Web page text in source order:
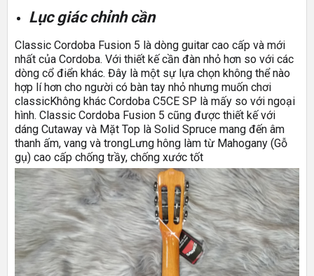
Lục giác chỉnh cần
Classic Cordoba Fusion 5 là dòng guitar cao cấp và mới
nhất của Cordoba. Với thiết kế cần đàn nhỏ hơn so với các
dòng cổ điển khác. Đây là một sự lựa chọn không thể nào
hợp lí hơn cho người có bàn tay nhỏ nhưng muốn chơi
classicKhông khác Cordoba C5CE SP là mấy so với ngoại
hình. Classic Cordoba Fusion 5 cũng được thiết kế với
dáng Cutaway và Mặt Top là Solid Spruce mang đến âm
thanh ấm, vang và trongLưng hông làm từ Mahogany (Gỗ
gụ) cao cấp chống trầy, chống xước tốt